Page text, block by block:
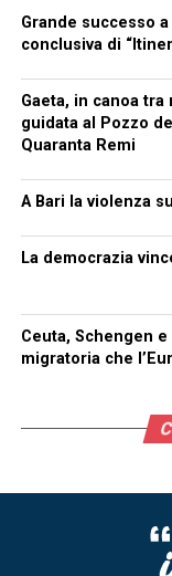
Grande successo
conclusiva di
Gaeta, in canoa
guidata al Pozzo
Quaranta Remi
A Bari la violenza
La democrazia
Ceuta, Schengen
migratoria che